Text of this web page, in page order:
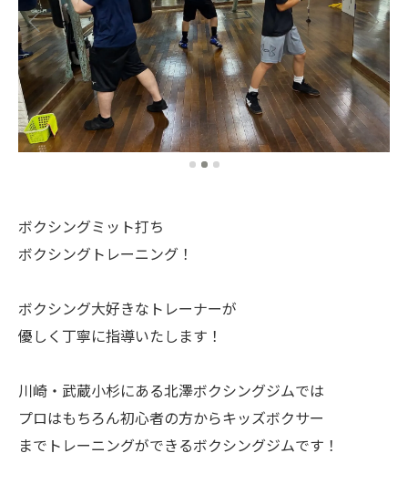
ボクシングミット打ち
ボクシングトレーニング！
ボクシング大好きなトレーナーが
優しく丁寧に指導いたします！
川崎・武蔵小杉にある北澤ボクシングジムでは
プロはもちろん初心者の方からキッズボクサー
までトレーニングができるボクシングジムです！